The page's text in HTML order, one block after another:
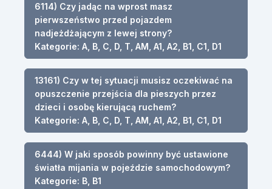
6114) Czy jadąc na wprost masz
pierwszeństwo przed pojazdem
nadjeżdżającym z lewej strony?
Kategorie: A, B, C, D, T, AM, A1, A2, B1, C1, D1
13161) Czy w tej sytuacji musisz oczekiwać na
opuszczenie przejścia dla pieszych przez
dzieci i osobę kierującą ruchem?
Kategorie: A, B, C, D, T, AM, A1, A2, B1, C1, D1
6444) W jaki sposób powinny być ustawione
światła mijania w pojeździe samochodowym?
Kategorie: B, B1